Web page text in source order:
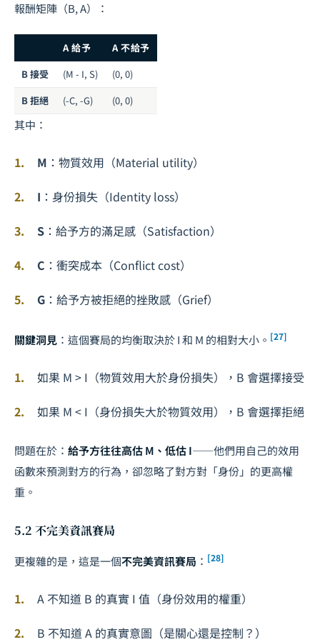
報酬矩陣（B, A）：
A 給予
A 不給予
B 接受
(M - I, S)
(0, 0)
B 拒絕
(-C, -G) (0, 0)
其中：
M ：物質效用（Material utility）
I ：身份損失（Identity loss）
S ：給予方的滿足感（Satisfaction）
C ：衝突成本（Conflict cost）
G ：給予方被拒絕的挫敗感（Grief）
關鍵洞見 ：這個賽局的均衡取決於 I 和 M 的相對大小。 [27]
如果 M > I（物質效用大於身份損失），B 會選擇接受
如果 M < I（身份損失大於物質效用），B 會選擇拒絕
問題在於： 給予方往往高估 M、低估 I——他們用自己的效用
函數來預測對方的行為，卻忽略了對方對「身份」的更高權
重。
5.2 不完美資訊賽局
更複雜的是，這是一個不完美資訊賽局 ： [28]
A 不知道 B 的真實 I 值（身份效用的權重）
B 不知道 A 的真實意圖（是關心還是控制？）